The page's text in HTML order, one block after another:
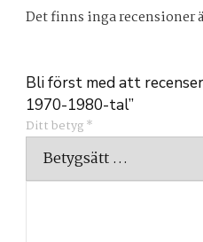
Det finns inga recensioner
Bli först med att
1970-1980-tal”
Ditt betyg*